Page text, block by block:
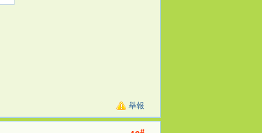
舉報